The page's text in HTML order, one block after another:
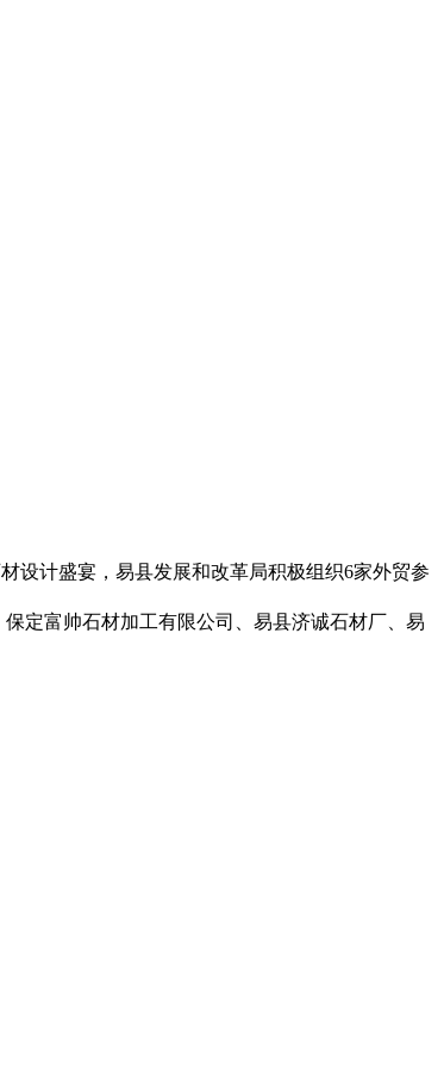
设计盛宴，易县发展和改革局积极组织6家外贸参
定富帅石材加工有限公司、易县济诚石材厂、易